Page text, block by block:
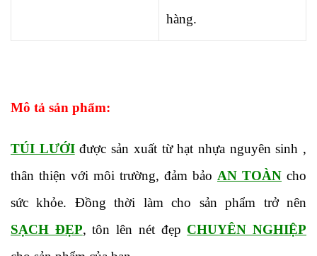
hàng.
Mô tả sản phẩm:
TÚI LƯỚIđược sản xuất từ hạt nhựa nguyên sinh ,
thân thiện với môi trường, đảm bảo AN TOÀN cho
sức khỏe. Đồng thời làm cho sản phẩm trở nên
SẠCH ĐẸP, tôn lên nét đẹp CHUYÊN NGHIỆP